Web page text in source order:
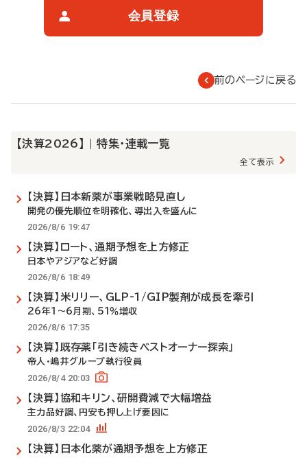
会員登録
前のページに戻る
【決算2026】 | 特集・連載一覧
全て表示
【決算】日本新薬が事業戦略見直し
開発の優先順位を明確化、導出入を盛んに
2026/8/6 19:47
【決算】ロート、通期予想を上方修正
日本やアジアなど好調
2026/8/6 18:49
【決算】米リリー、GLP-1/GIP製剤が成長を牽引
26年1～6月期、51％増収
2026/8/6 17:35
【決算】既存薬「引き続きベストオーナー探索」
帝人・嶋井グループ執行役員
2026/8/4 20:03
【決算】協和キリン、研開費減で大幅増益
主力品好調、円安も押し上げ要因に
2026/8/3 22:04
【決算】日本化薬が通期予想を上方修正